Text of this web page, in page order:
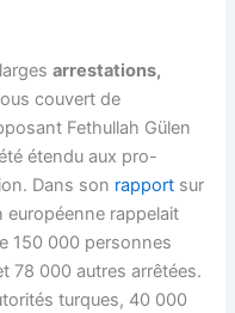
arrestations,
couvert de
Fethullah Gülen
étendu aux pro-
Dans son rapport sur
européenne rappelait
150 000 personnes
78 000 autres arrêtées.
turques, 40 000